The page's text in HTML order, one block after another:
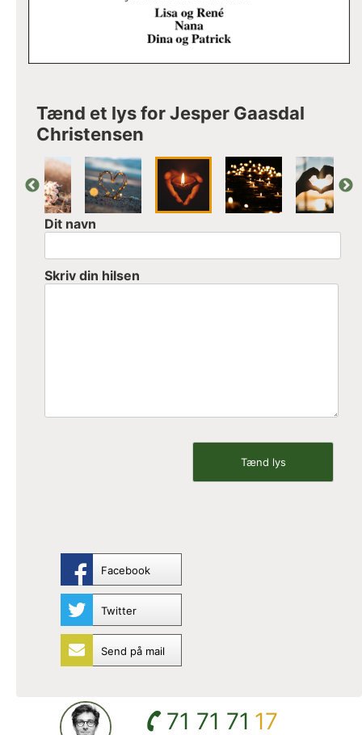
Facebook
Twitter
Send på mail
Tænd et lys for Jesper Gaasdal
Christensen
Dit navn
Skriv din hilsen
71 71 71 17